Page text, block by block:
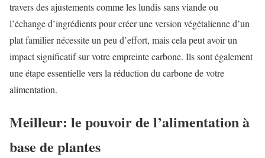
travers des ajustements comme les lundis sans viande ou
l’échange d’ingrédients pour créer une version végétalienne d’un
plat familier nécessite un peu d’effort, mais cela peut avoir un
impact significatif sur votre empreinte carbone. Ils sont également
une étape essentielle vers la réduction du carbone de votre
alimentation.
Meilleur: le pouvoir de l’alimentation à
base de plantes